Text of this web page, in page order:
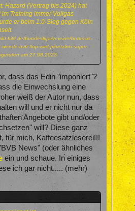
Hazard (Vertrag bis 2024) hat
Training immer Vollgas
er beim 1:0-Sieg gegen Köln
bundesliga/vereine/borussia-
bvb-flop-wird-ploetzlich-super-
am 27.08.2023
dass das Edin "imponiert"?
die Einwechslung eine
weiß der Autor nun, dass
will und er nicht nur da
Angebote gibt und/oder
will? Diese ganz
für mich, Kaffeesatzleserei!!!
News" (oder ähnliches
ein und schaue. In einiges
ich gar nicht..... (mehr)